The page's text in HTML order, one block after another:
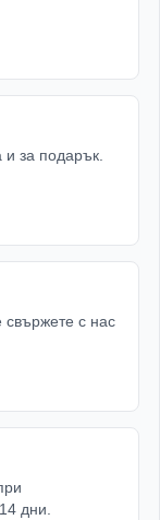
и за подарък.
с нас
дни.